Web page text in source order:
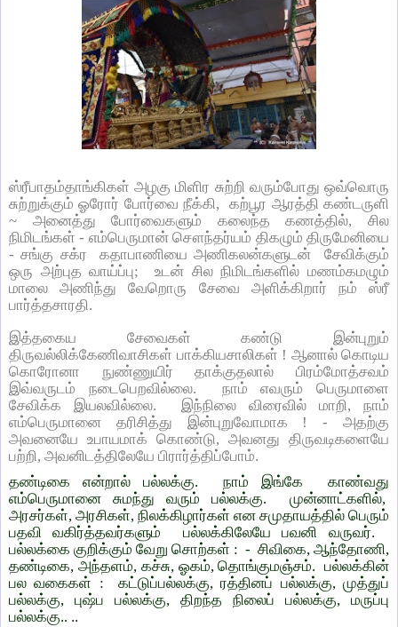
ஸ்ரீபாதம்தாங்கிகள் அழகு மிளிர சுற்றி வரும்போது ஒவ்வொரு
சுற்றுக்கும் ஓரோர் போர்வை நீக்கி, கற்பூர ஆரத்தி கண்டருளி
~ அனைத்து போர்வைகளும் கலைந்த கணத்தில், சில
நிமிடங்கள் - எம்பெருமான் சௌந்தர்யம் திகழும் திருமேனியை
- சங்கு சக்ர கதாபாணியை அணிகலன்களுடன் சேவிக்கும்
ஒரு அற்புத வாய்ப்பு; உடன் சில நிமிடங்களில் மணம்கமழும்
மாலை அணிந்து வேறொரு சேவை அளிக்கிறார் நம் ஸ்ரீ
பார்த்தசாரதி.
இத்தகைய சேவைகள் கண்டு இன்புறும்
திருவல்லிக்கேணிவாசிகள் பாக்கியசாலிகள் ! ஆனால் கொடிய
கொரோனா நுண்ணுயிர் தாக்குதலால் பிரம்மோத்சவம்
இவ்வருடம் நடைபெறவில்லை.
நாம் எவரும் பெருமாளை
சேவிக்க இயலவில்லை.
இந்நிலை விரைவில் மாறி, நாம்
எம்பெருமானை தரிசித்து இன்புறுவோமாக ! - அதற்கு
அவனையே உபாயமாக் கொண்டு, அவனது திருவடிகளையே
பற்றி, அவனிடத்திலேயே பிரார்த்திப்போம்.
தண்டிகை என்றால் பல்லக்கு.
நாம் இங்கே
காண்வது
எம்பெருமானை சுமந்து வரும் பல்லக்கு.
முன்னாட்களில்,
அரசர்கள், அரசிகள், நிலக்கிழார்கள் என சமுதாயத்தில் பெரும்
பதவி வகிர்த்தவர்களும்
பல்லக்கிலேயே பவனி வருவர்.
பல்லக்கை குறிக்கும் வேறு சொற்கள் : - சிவிகை, ஆந்தோணி,
தண்டிகை, அந்தளம், கச்சு, ஓகம், தொங்குமஞ்சம். பல்லக்கின்
பல வகைகள் :
கட்டுப்பல்லக்கு, ரத்தினப் பல்லக்கு, முத்துப்
பல்லக்கு, புஷ்ப பல்லக்கு, திறந்த நிலைப் பல்லக்கு, மருப்பு
பல்லக்கு.. ..